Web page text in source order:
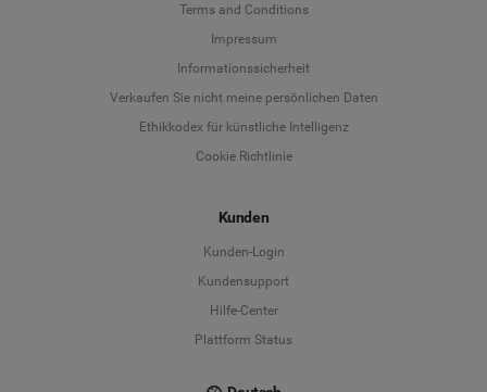
Terms and Conditions
Impressum
Informationssicherheit
Verkaufen Sie nicht meine persönlichen Daten
Ethikkodex für künstliche Intelligenz
Cookie Richtlinie
Kunden
Kunden-Login
Kundensupport
Hilfe-Center
Plattform Status
Deutsch
English